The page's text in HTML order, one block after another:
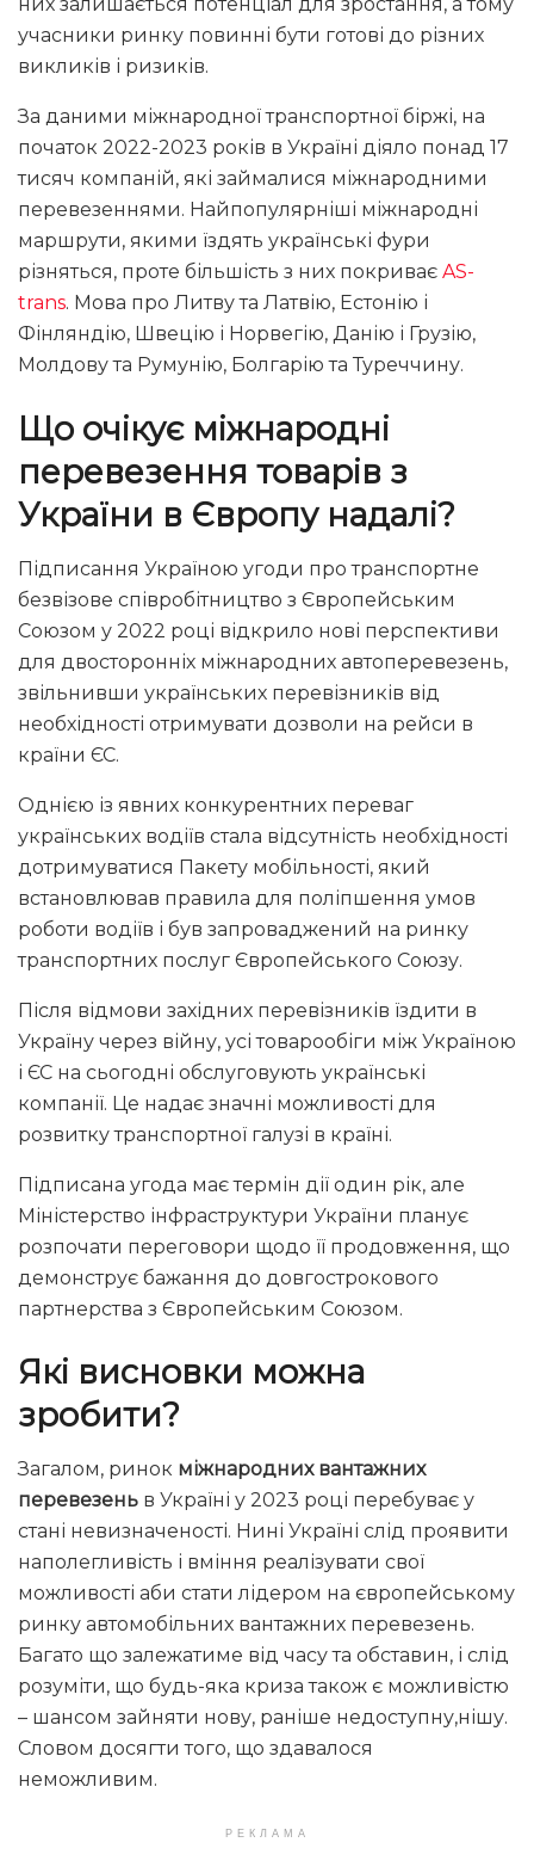
них залишається потенціал для зростання, а тому
учасники ринку повинні бути готові до різних
викликів і ризиків.
За даними міжнародної транспортної біржі, на
початок 2022-2023 років в Україні діяло понад 17
тисяч компаній, які займалися міжнародними
перевезеннями. Найпопулярніші міжнародні
маршрути, якими їздять українські фури
різняться, проте більшість з них покриває AS-
trans. Мова про Литву та Латвію, Естонію і
Фінляндію, Швецію і Норвегію, Данію і Грузію,
Молдову та Румунію, Болгарію та Туреччину.
Що очікує міжнародні
перевезення товарів з
України в Європу надалі?
Підписання Україною угоди про транспортне
безвізове співробітництво з Європейським
Союзом у 2022 році відкрило нові перспективи
для двосторонніх міжнародних автоперевезень,
звільнивши українських перевізників від
необхідності отримувати дозволи на рейси в
країни ЄС.
Однією із явних конкурентних переваг
українських водіїв стала відсутність необхідності
дотримуватися Пакету мобільності, який
встановлював правила для поліпшення умов
роботи водіїв і був запроваджений на ринку
транспортних послуг Європейського Союзу.
Після відмови західних перевізників їздити в
Україну через війну, усі товарообіги між Україною
і ЄС на сьогодні обслуговують українські
компанії. Це надає значні можливості для
розвитку транспортної галузі в країні.
Підписана угода має термін дії один рік, але
Міністерство інфраструктури України планує
розпочати переговори щодо її продовження, що
демонструє бажання до довгострокового
партнерства з Європейським Союзом.
Які висновки можна
зробити?
Загалом, ринок міжнародних вантажних
перевезень в Україні у 2023 році перебуває у
стані невизначеності. Нині Україні слід проявити
наполегливість і вміння реалізувати свої
можливості аби стати лідером на європейському
ринку автомобільних вантажних перевезень.
Багато що залежатиме від часу та обставин, і слід
розуміти, що будь-яка криза також є можливістю
– шансом зайняти нову, раніше недоступну,нішу.
Словом досягти того, що здавалося
неможливим.
РЕКЛАМА